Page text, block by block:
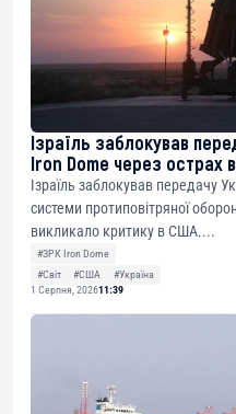
Ізраїль заблокував
Iron Dome через острах
Ізраїль заблокував передачу
системи протиповітряної
викликало критику в США....
#ЗРК Iron Dome
#Світ
#США
#Україна
1 Серпня, 202611:39